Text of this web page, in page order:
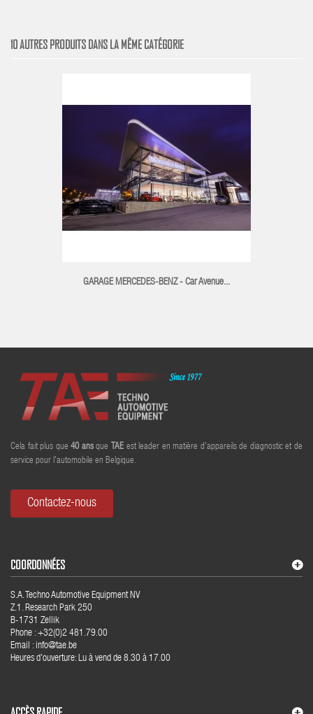
10 AUTRES PRODUITS DANS LA MÊME CATÉGORIE
GARAGE MERCEDES-BENZ - Car Avenue...
Cela fait plus que40ansque TAEest leader en matière d'appareils de diagnostic et de
service pour l'automobile en Belgique.
Contactez-nous
COORDONNÉES
S.A. Techno Automotive Equipment NV
Z.1. Research Park 250
B-1731 Zellik
Phone : +32(0)2 481.79.00
Email : info@tae.be
Heures d'ouverture: Lu à vend de 8.30 à 17.00